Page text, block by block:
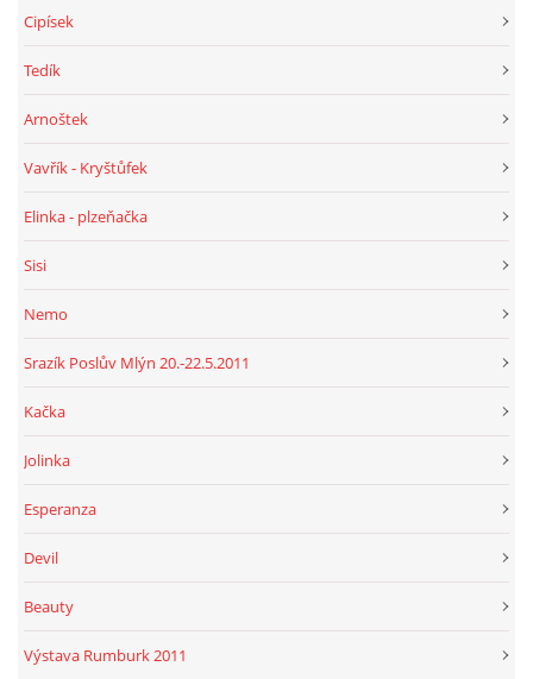
Cipísek
Tedík
Arnoštek
Vavřík - Kryštůfek
Elinka - plzeňačka
Sisi
Nemo
Srazík Poslův Mlýn 20.-22.5.2011
Kačka
Jolinka
Esperanza
Devil
Beauty
Výstava Rumburk 2011